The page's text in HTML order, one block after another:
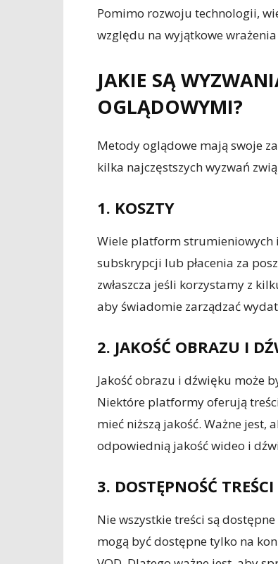
Pomimo rozwoju technologii,
względu na wyjątkowe
JAKIE SĄ
OGLĄDOWYMI?
Metody oglądowe mają swoje
kilka najczęstszych wyzwań
1. KOSZTY
Wiele platform strumieniowych
subskrypcji lub płacenia za
zwłaszcza jeśli korzystamy z
aby świadomie zarządzać
2. JAKOŚĆ OBRAZU I
Jakość obrazu i dźwięku może
Niektóre platformy oferują
mieć niższą jakość. Ważne
odpowiednią jakość wideo i
3. DOSTĘPNOŚĆ TREŚCI
Nie wszystkie treści są
mogą być dostępne tylko na